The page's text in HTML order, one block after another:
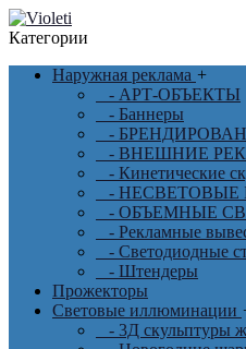
Категории
Наружная реклама +
- АРТ-ОБЪЕКТЫ
- Баннеры
-
- ВНЕШНИЕ
- Кинетические
- НЕСВЕТОВЫЕ
- ОБЪЕМНЫЕ
- Рекламные
- Светодиодные
- Штендеры
Прожекторы
Световые иллюминации
- 3Д скульптуры